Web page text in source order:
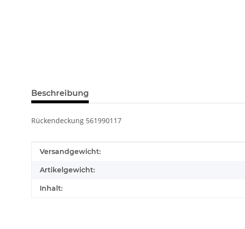
Beschreibung
Rückendeckung 561990117
Produkteigenschaft
Wert
Versandgewicht:
Artikelgewicht:
Inhalt: